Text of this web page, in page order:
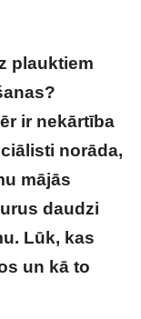
plauktiem
ir nekārtība
norāda,
mājās
daudzi
Lūk, kas
un kā to